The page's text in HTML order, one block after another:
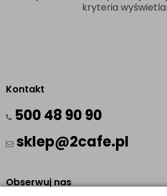
kryteria
Kontakt
500 48 90 90
sklep@2cafe.pl
Obserwuj nas